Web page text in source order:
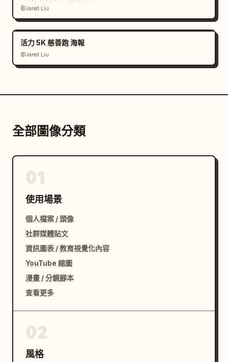
@Jared Liu
活力 5K 慈善跑 海報
@Jared Liu
全部圖像分類
使用場景
個人檔案 / 頭像
社群媒體貼文
資訊圖表 / 教育視覺化內容
YouTube 縮圖
漫畫 / 分鏡腳本
查看更多
風格